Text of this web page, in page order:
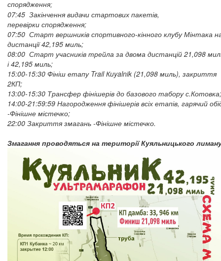
спорядження;
07:45 Закінчення видачи стартових пакетів,
перевірки спорядження;
07:50 Старт вершників спортивного-кінного клубу Мінтака
дистанції 42,195 миль;
08:00 Старт учасників трейла за двома дистанцій 21,098
і 42,195 миль;
15:00-15:30 Фініш етапу Trail Кuyalnik (21,098 миль), закриття
2КП;
13:00-15:30 Трансфер фінішерів до базового табору с.Котовка;
14:00-21:59:59 Нагородження фінішерів всіх етапів, гарячий
-Фінішне містечко;
22:00 Закриття змагань -Фінішне містечко.
Змагання проводяться на території Куяльницького